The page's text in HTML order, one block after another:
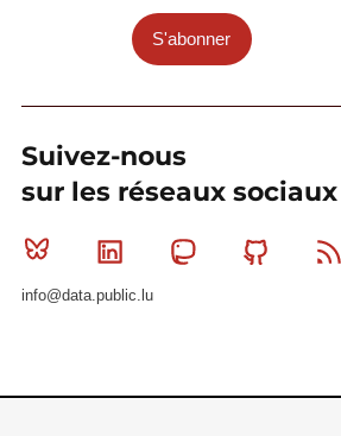
S'abonner
Suivez-nous
sur les réseaux sociaux
Bluesky Linkedin MastodonGithub
info@data.public.lu